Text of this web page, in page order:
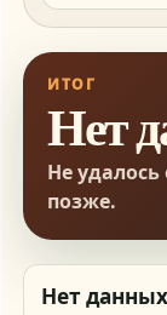
ИТОГ
Нет
Не
позже.